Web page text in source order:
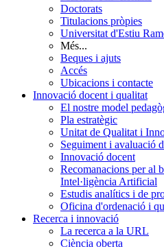
Doctorats
Titulacions pròpies
Universitat d'Estiu
Més...
Beques i ajuts
Accés
Ubicacions i contacte
Innovació docent i qualitat
El nostre model
Pla estratègic
Unitat de Qualitat i
Seguiment i avaluació
Innovació docent
Recomanacions per al
Intel·ligència Artificial
Estudis analítics i de
Oficina d'ordenació i
Recerca i innovació
La recerca a la URL
Ciència oberta